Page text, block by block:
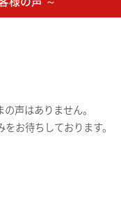
声はありません。
お待ちしております。